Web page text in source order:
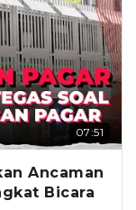
07:51
Ancaman
Bicara